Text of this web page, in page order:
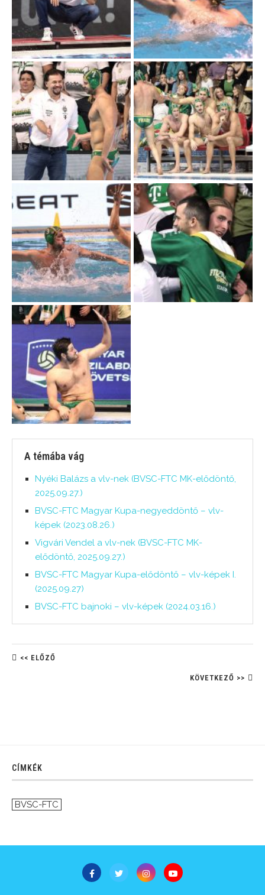
A témába vág
Nyéki Balázs a vlv-nek (BVSC-FTC MK-elődöntő,
2025.09.27.)
BVSC-FTC Magyar Kupa-negyeddöntő – vlv-
képek (2023.08.26.)
Vigvári Vendel a vlv-nek (BVSC-FTC MK-
elődöntő, 2025.09.27.)
BVSC-FTC Magyar Kupa-elődöntő – vlv-képek I.
(2025.09.27)
BVSC-FTC bajnoki – vlv-képek (2024.03.16.)
<< ELŐZŐ
KÖVETKEZŐ >>
CÍMKÉK
BVSC-FTC